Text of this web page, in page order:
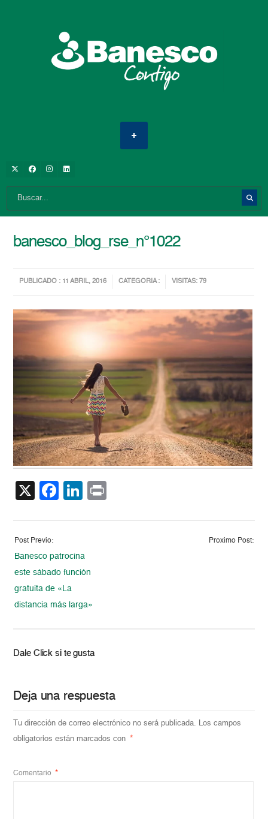
banesco_blog_rse_n°1022
PUBLICADO : 11 ABRIL, 2016 CATEGORIA : VISITAS: 79
X Facebook
LinkedIn
Post Previo:
Banesco patrocina
este sábado función
gratuita de «La
distancia más larga»
Proximo Post:
Dale Click si te gusta
Deja una respuesta
Tu dirección de correo electrónico no será publicada. Los campos
obligatorios están marcados con *
Comentario *